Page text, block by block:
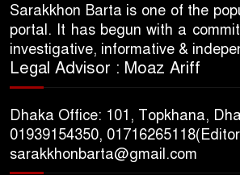
Sarakkhon Barta is one of the
portal. It has begun with a
investigative, informative &
Legal Advisor : Moaz Ariff
Dhaka Office: 101, Topkhana,
01939154350,
sarakkhonbarta@gmail.com